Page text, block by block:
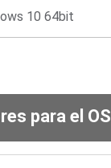
para el OS